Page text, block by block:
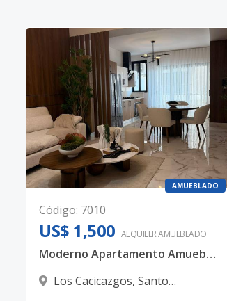
AMUEBLADO
Código: 7010
US$ 1,500 ALQUILERAMUEBLADO
Moderno Apartamento Amueblado en Los Cacicazgos | A Pasos del Mirador Sur
Los Cacicazgos, Santo